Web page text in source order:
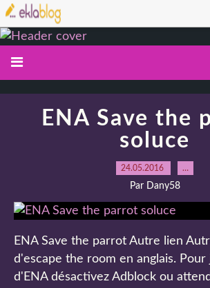
ENA Save the
soluce
24.05.2016 …
Par Dany58
ENA Save the parrot Autre lien
d'escape the room en anglais.
d'ENA désactivez Adblock ou